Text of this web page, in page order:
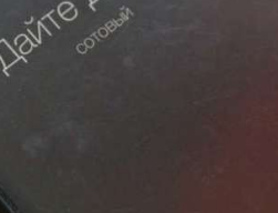
в Центральном
„Арбузный переполох“
нарастили экспорт:
на 3,6 млн долларов